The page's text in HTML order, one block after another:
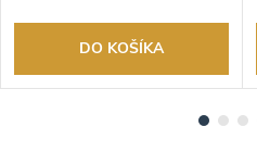
DO KOŠÍKA